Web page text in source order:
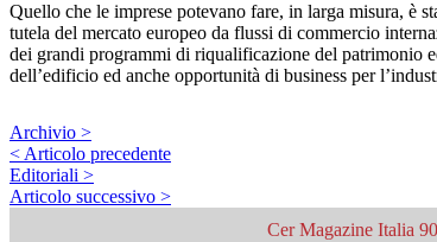
Quello che le imprese potevano fare, in larga misura, è
tutela del mercato europeo da flussi di commercio
dei grandi programmi di riqualificazione del patrimonio
dell’edificio ed anche opportunità di business per
Archivio >
< Articolo precedente
Editoriali >
Articolo successivo >
Cer Magazine Italia